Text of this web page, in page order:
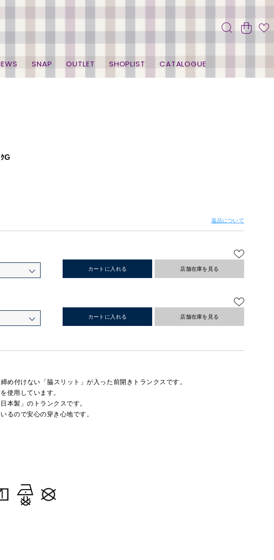
SNAP OUTLET SHOPLIST CATALOGUE
G
返品について
カートに入れる 店舗在庫を見る
カートに入れる 店舗在庫を見る
め付けない「脇スリット」が入った前開きトランクスです。
使用しています。
本製」のトランクスです。
るので安心の穿き心地です。